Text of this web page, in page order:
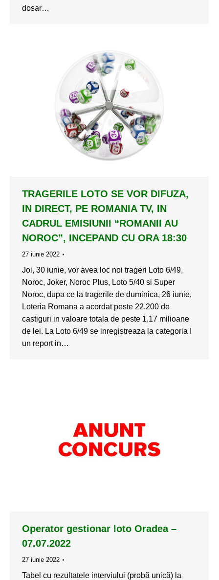
dosar…
TRAGERILE LOTO SE VOR DIFUZA,
IN DIRECT, PE ROMANIA TV, IN
CADRUL EMISIUNII “ROMANII AU
NOROC”, INCEPAND CU ORA 18:30
27 iunie 2022
Joi, 30 iunie, vor avea loc noi trageri Loto 6/49,
Noroc, Joker, Noroc Plus, Loto 5/40 si Super
Noroc, dupa ce la tragerile de duminica, 26 iunie,
Loteria Romana a acordat peste 22.200 de
castiguri in valoare totala de peste 1,17 milioane
de lei. La Loto 6/49 se inregistreaza la categoria I
un report in…
Operator gestionar loto Oradea –
07.07.2022
27 iunie 2022
Tabel cu rezultatele interviului (probă unică) la